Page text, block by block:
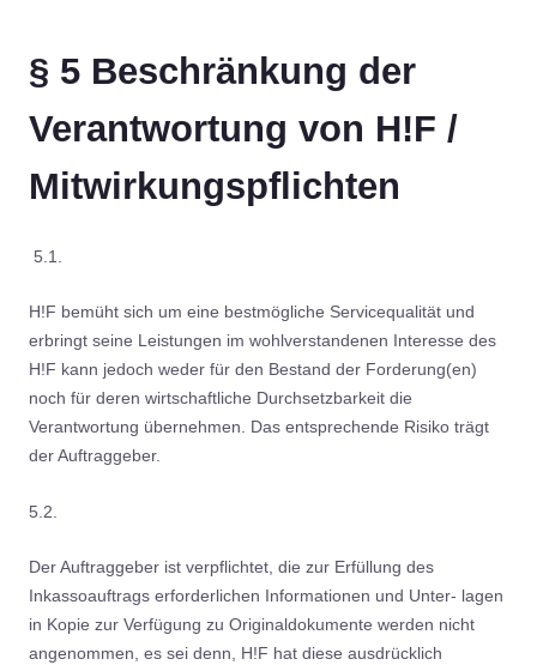
§ 5 Beschränkung der
Verantwortung von H!F /
Mitwirkungspflichten
5.1.
H!F bemüht sich um eine bestmögliche Servicequalität und
erbringt seine Leistungen im wohlverstandenen Interesse des
H!F kann jedoch weder für den Bestand der Forderung(en)
noch für deren wirtschaftliche Durchsetzbarkeit die
Verantwortung übernehmen. Das entsprechende Risiko trägt
der Auftraggeber.
5.2.
Der Auftraggeber ist verpflichtet, die zur Erfüllung des
Inkassoauftrags erforderlichen Informationen und Unter- lagen
in Kopie zur Verfügung zu Originaldokumente werden nicht
angenommen, es sei denn, H!F hat diese ausdrücklich